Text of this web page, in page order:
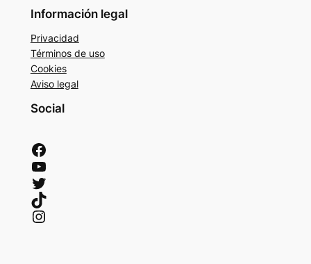
Información legal
Privacidad
Términos de uso
Cookies
Aviso legal
Social
Facebook
YouTube
Twitter
TikTok
Instagram